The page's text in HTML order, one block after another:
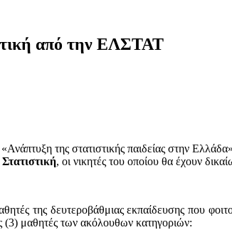
από την ΕΛΣΤΑΤ
της στατιστικής παιδείας στην
, οι νικητές του οποίου θα έχουν
της δευτεροβάθμιας εκπαίδευσης που
(3) μαθητές των ακόλουθων κατηγοριών: